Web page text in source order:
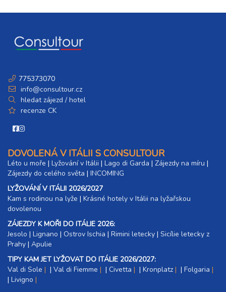
775373070
info@consultour.cz
hledat zájezd / hotel
recenze CK
DOVOLENÁ V ITÁLII S CONSULTOUR
Léto u moře | Lyžování v Itálii | Lago di Garda | Zájezdy na míru |
Zájezdy do celého světa | INCOMING
LYŽOVÁNÍ V ITÁLII 2026/2027
Kam s rodinou na lyže |​ Krásné hotely v Itálii na lyžařskou
dovolenou
ZÁJEZDY K MOŘI DO ITÁLIE 2026:
Jesolo | Lignano | Ostrov Ischia | Rimini letecky | Sicílie letecky z
Prahy | Apulie
TIPY KAM JET LYŽOVAT DO ITÁLIE 2026/2027:
Val di Sole
| Val di Fiemme | Civetta | Kronplatz | Folgaria
| Livigno